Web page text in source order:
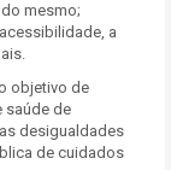
mesmo;
a
objetivo de
saúde de
desigualdades
de cuidados